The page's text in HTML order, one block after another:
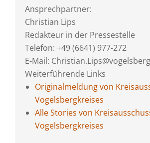
Ansprechpartner:
Christian Lips
Redakteur in der Pressestelle
Telefon: +49 (6641) 977-272
E-Mail:
Weiterführende Links
Originalmeldung von
Vogelsbergkreises
Alle Stories von
Vogelsbergkreises